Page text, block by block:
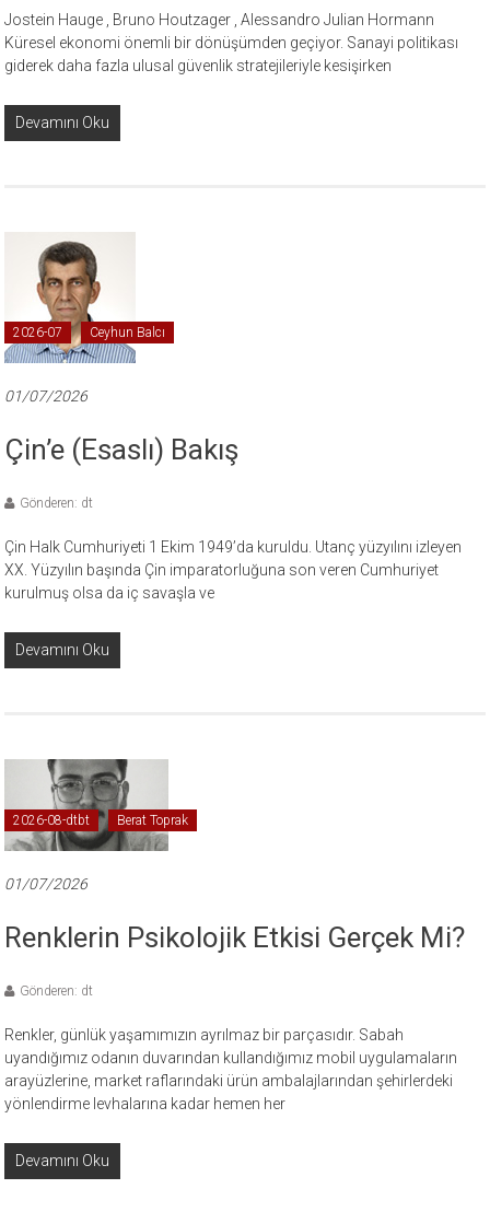
Jostein Hauge , Bruno Houtzager , Alessandro Julian Hormann
Küresel ekonomi önemli bir dönüşümden geçiyor. Sanayi politikası
giderek daha fazla ulusal güvenlik stratejileriyle kesişirken
Devamını Oku
2026-07 Ceyhun Balcı
01/07/2026
Çin’e (Esaslı) Bakış
Gönderen: dt
Çin Halk Cumhuriyeti 1 Ekim 1949’da kuruldu. Utanç yüzyılını izleyen
XX. Yüzyılın başında Çin imparatorluğuna son veren Cumhuriyet
kurulmuş olsa da iç savaşla ve
Devamını Oku
2026-08-dtbt Berat Toprak
01/07/2026
Renklerin Psikolojik Etkisi Gerçek Mi?
Gönderen: dt
Renkler, günlük yaşamımızın ayrılmaz bir parçasıdır. Sabah
uyandığımız odanın duvarından kullandığımız mobil uygulamaların
arayüzlerine, market raflarındaki ürün ambalajlarından şehirlerdeki
yönlendirme levhalarına kadar hemen her
Devamını Oku